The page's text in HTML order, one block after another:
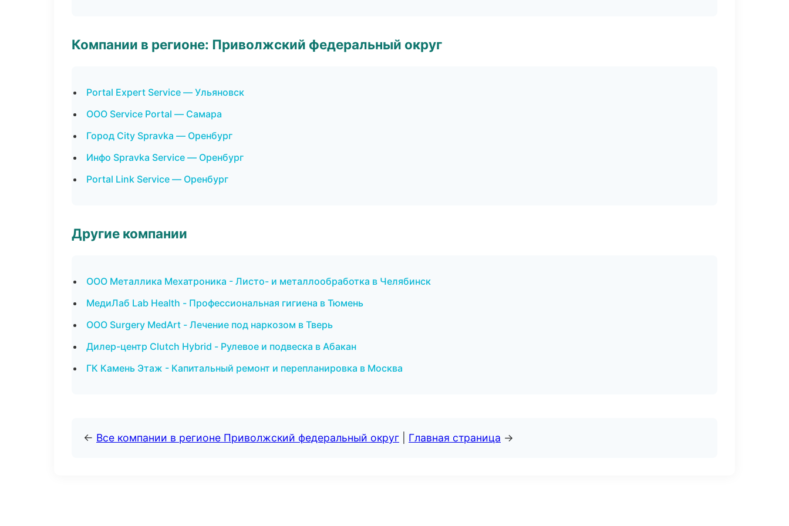
Компании в регионе: Приволжский федеральный округ
Portal Expert Service — Ульяновск
ООО Service Portal — Самара
Город City Spravka — Оренбург
Инфо Spravka Service — Оренбург
Portal Link Service — Оренбург
Другие компании
ООО Металлика Мехатроника - Листо- и металлообработка в Челябинск
МедиЛаб Lab Health - Профессиональная гигиена в Тюмень
ООО Surgery MedArt - Лечение под наркозом в Тверь
Дилер-центр Clutch Hybrid - Рулевое и подвеска в Абакан
ГК Камень Этаж - Капитальный ремонт и перепланировка в Москва
← Все компании в регионе Приволжский федеральный округ Главная страница →